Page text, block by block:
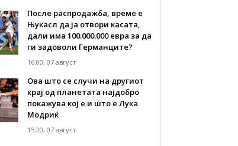
После распродажба, време е
Њукасл да ја отвори касата,
дали има 100.000.000 евра за да
ги задоволи Германците?
16:00, 07 август
Ова што се случи на другиот
крај од планетата најдобро
покажува кој е и што е Лука
Модриќ
15:20, 07 август